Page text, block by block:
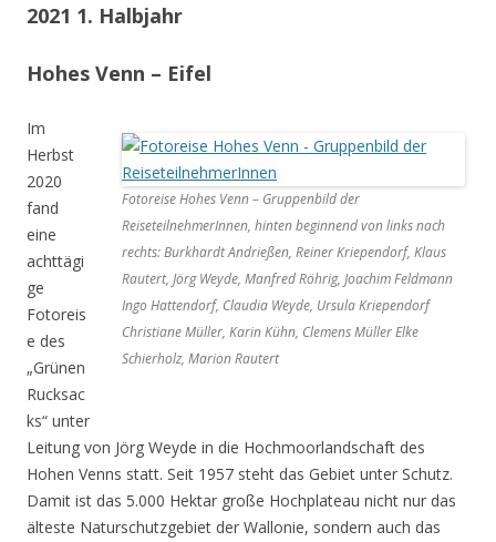
2021 1. Halbjahr
Hohes Venn – Eifel
Fotoreise Hohes Venn – Gruppenbild der
ReiseteilnehmerInnen, hinten beginnend von links nach
rechts: Burkhardt Andrießen, Reiner Kriependorf, Klaus
Rautert, Jörg Weyde, Manfred Röhrig, Joachim Feldmann
Ingo Hattendorf, Claudia Weyde, Ursula Kriependorf
Christiane Müller, Karin Kühn, Clemens Müller Elke
Schierholz, Marion Rautert
Im
Herbst
2020
fand
eine
achttägi
ge
Fotoreis
e des
„Grünen
Rucksac
ks“ unter
Leitung von Jörg Weyde in die Hochmoorlandschaft des
Hohen Venns statt. Seit 1957 steht das Gebiet unter Schutz.
Damit ist das 5.000 Hektar große Hochplateau nicht nur das
älteste Naturschutzgebiet der Wallonie, sondern auch das